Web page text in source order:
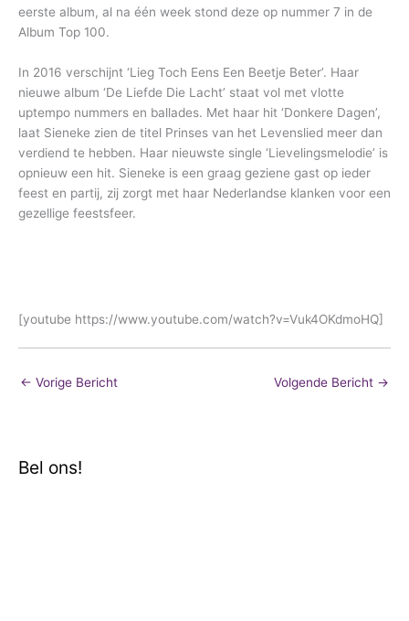
eerste album, al na één week stond deze op nummer 7 in de
Album Top 100.
In 2016 verschijnt ‘Lieg Toch Eens Een Beetje Beter’. Haar
nieuwe album ‘De Liefde Die Lacht’ staat vol met vlotte
uptempo nummers en ballades. Met haar hit ‘Donkere Dagen’,
laat Sieneke zien de titel Prinses van het Levenslied meer dan
verdiend te hebben. Haar nieuwste single ‘Lievelingsmelodie’ is
opnieuw een hit. Sieneke is een graag geziene gast op ieder
feest en partij, zij zorgt met haar Nederlandse klanken voor een
gezellige feestsfeer.
[youtube https://www.youtube.com/watch?v=Vuk4OKdmoHQ]
← Vorige Bericht Volgende Bericht →
Bel ons!